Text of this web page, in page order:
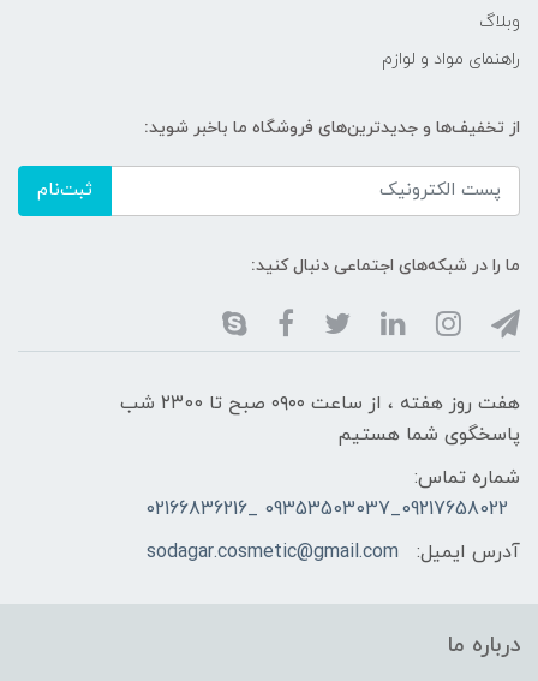
وبلاگ
راهنمای مواد و لوازم
از تخفیف‌ها و جدیدترین‌های فروشگاه ما باخبر شوید:
ثبت‌نام
ما را در شبکه‌های اجتماعی دنبال کنید:
هفت روز هفته ، از ساعت ۰۹۰۰ صبح تا ۲۳00 شب
پاسخگوی شما هستیم
شماره تماس:
09217658022_09353503037 _02166836216
آدرس ایمیل:
sodagar.cosmetic@gmail.com
درباره ما